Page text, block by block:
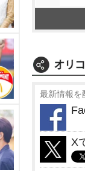
最新情報を
X